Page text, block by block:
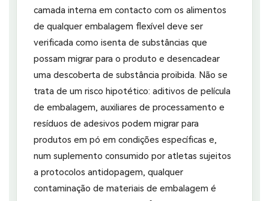
camada interna em contacto com os alimentos
de qualquer embalagem flexível deve ser
verificada como isenta de substâncias que
possam migrar para o produto e desencadear
uma descoberta de substância proibida. Não se
trata de um risco hipotético: aditivos de película
de embalagem, auxiliares de processamento e
resíduos de adesivos podem migrar para
produtos em pó em condições específicas e,
num suplemento consumido por atletas sujeitos
a protocolos antidopagem, qualquer
contaminação de materiais de embalagem é